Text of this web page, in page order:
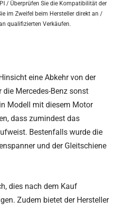
/ Überprüfen Sie die Kompatibilität der
im Zweifel beim Hersteller direkt an /
qualifizierten Verkäufen.
eine Abkehr von der
Mercedes-Benz sonst
Modell mit diesem Motor
dass zumindest das
Bestenfalls wurde die
und der Gleitschiene
dies nach dem Kauf
Zudem bietet der Hersteller